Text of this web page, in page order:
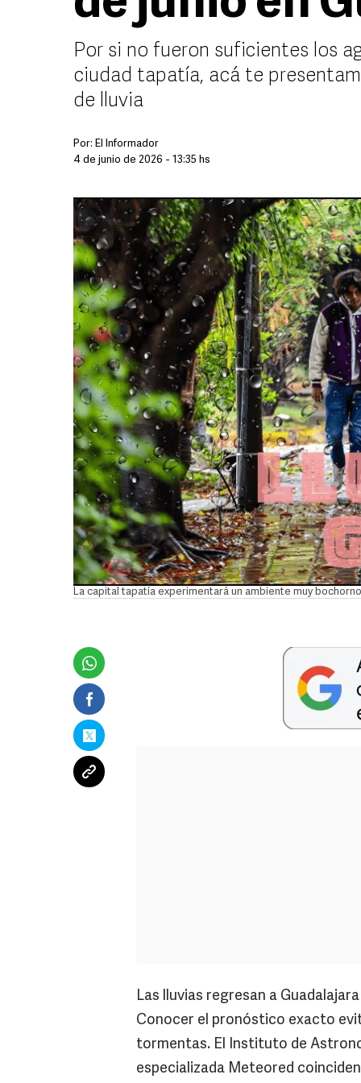
Por si no fueron suficientes los
ciudad tapatía, acá te
de lluvia
Por: El Informador
4 de junio de 2026 - 13:35 hs
La capital tapatía experimentará un ambiente muy
Las lluvias regresan a
Conocer el pronóstico exacto
tormentas. El Instituto de
especializada Meteored